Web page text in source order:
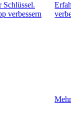
verbessern